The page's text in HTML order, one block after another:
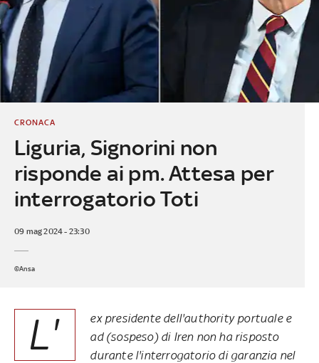
Liguria, Signorini non
risponde ai pm. Attesa per
interrogatorio Toti
CRONACA
09 mag 2024 - 23:30
©Ansa
L'
ex presidente dell'authority portuale e
ad (sospeso) di Iren non ha risposto
durante l'interrogatorio di garanzia nel